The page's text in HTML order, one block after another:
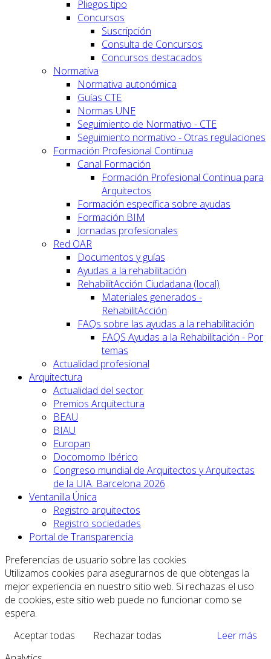
Pliegos tipo
Concursos
Suscripción
Consulta de Concursos
Concursos destacados
Normativa
Normativa autonómica
Guías CTE
Normas UNE
Seguimiento de Normativo - CTE
Seguimiento normativo - Otras regulaciones
Formación Profesional Continua
Canal Formación
Formación Profesional Continua para
Arquitectos
Formación específica sobre ayudas
Formación BIM
Jornadas profesionales
Red OAR
Documentos y guías
Ayudas a la rehabilitación
RehabilitAcción Ciudadana (local)
Materiales generados -
RehabilitAcción
FAQs sobre las ayudas a la rehabilitación
FAQS Ayudas a la Rehabilitación - Por
temas
Actualidad profesional
Arquitectura
Actualidad del sector
Premios Arquitectura
BEAU
BIAU
Europan
Docomomo Ibérico
Congreso mundial de Arquitectos y Arquitectas
de la UIA. Barcelona 2026
Ventanilla Única
Registro arquitectos
Registro sociedades
Portal de Transparencia
Preferencias de usuario sobre las cookies
Utilizamos cookies para asegurarnos de que obtengas la
mejor experiencia en nuestro sitio web. Si rechazas el uso
de cookies, este sitio web puede no funcionar como se
espera.
Aceptar todas
Rechazar todas
Leer más